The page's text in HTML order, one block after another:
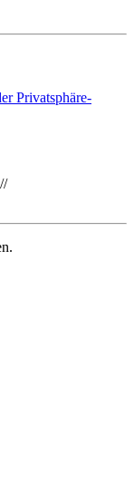
Privatsphäre-
//